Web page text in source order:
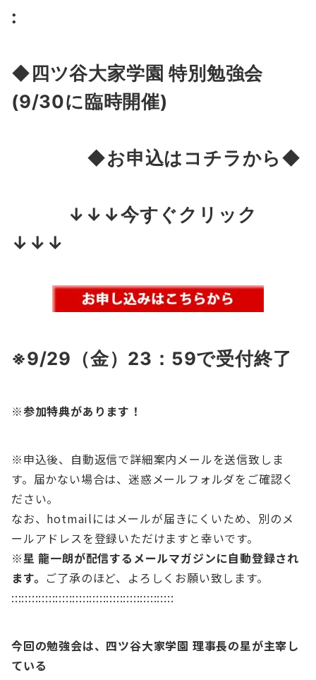
:
◆四ツ谷大家学園 特別勉強会
(9/30に臨時開催)
◆お申込はコチラから◆
↓↓↓今すぐクリック
↓↓↓
※9/29（金）23：59で受付終了
※参加特典があります！
※申込後、自動返信で詳細案内メールを送信致しま
す。届かない場合は、迷惑メールフォルダをご確認く
ださい。
なお、hotmailにはメールが届きにくいため、別のメ
ールアドレスを登録いただけますと幸いです。
※星 龍一朗が配信するメールマガジンに自動登録され
ます。 ご了承のほど、よろしくお願い致します。
::::::::::::::::::::::::::::::::::::::::::::::::
今回の勉強会は、四ツ谷大家学園 理事長の星が主宰し
ている